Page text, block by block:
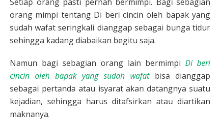
orang mimpi tentang Di beri cincin oleh bapak yang
sudah wafat seringkali dianggap sebagai bunga tidur
sehingga kadang diabaikan begitu saja.
Namun bagi sebagian orang lain bermimpi Di beri
cincin oleh bapak yang sudah wafatbisa dianggap
sebagai pertanda atau isyarat akan datangnya suatu
kejadian, sehingga harus ditafsirkan atau diartikan
maknanya.